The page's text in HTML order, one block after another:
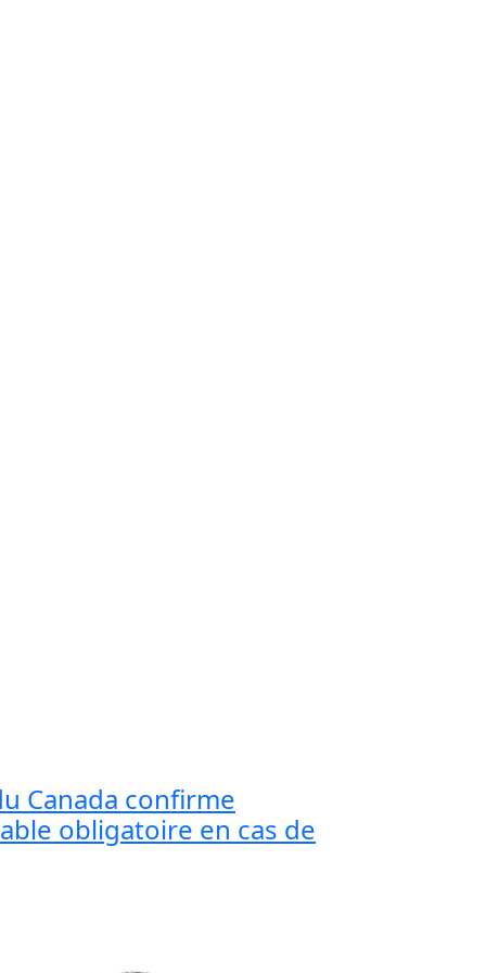
Canada confirme
obligatoire en cas de